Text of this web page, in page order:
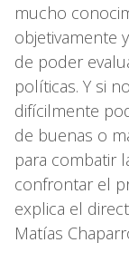
mucho
objetivamente
de poder
políticas. Y si
difícilmente
de buenas o
para combatir
confrontar el
explica el
Matías